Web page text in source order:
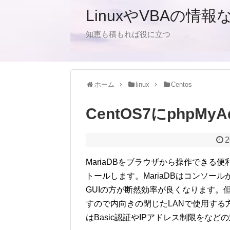
LinuxやVBAの情報
知恵も積もれば役に立つ
ホーム linux Centos
CentOS7に
MariaDBをブラウザから操作できる
トールします。
MariaDBはコンソール
GUIの方が断然効率が良くなります。
すので内向きの閉じたLANで使用する
はBasic認証やIPアドレス制限をなど